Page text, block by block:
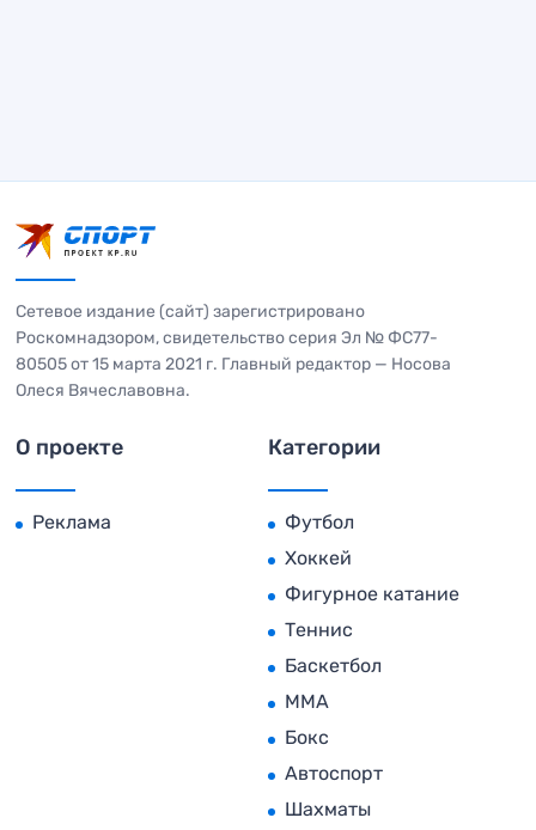
Сетевое издание (сайт) зарегистрировано
Роскомнадзором, свидетельство серия Эл № ФС77-
80505 от 15 марта 2021 г. Главный редактор — Носова
Олеся Вячеславовна.
О проекте
Реклама
Категории
Футбол
Хоккей
Фигурное катание
Теннис
Баскетбол
MMA
Бокс
Автоспорт
Шахматы